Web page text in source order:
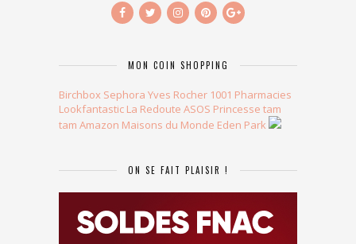
MON COIN SHOPPING
Birchbox Sephora Yves Rocher 1001 Pharmacies
Lookfantastic La Redoute ASOS Princesse tam
tam Amazon Maisons du Monde Eden Park
ON SE FAIT PLAISIR !